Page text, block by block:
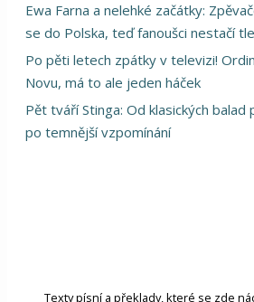
Ewa Farna a nelehké začátky:
se do Polska, teď fanoušci nestačí
Po pěti letech zpátky v televizi!
Novu, má to ale jeden háček
Pět tváří Stinga: Od klasických
po temnější vzpomínání
Texty písní a překlady, které se zde